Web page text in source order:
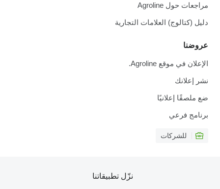
مراجعات حول Agroline
دليل (كتالوج) العلامات التجارية
عروضنا
الإعلان في موقع Agroline.
نشر إعلانك
ضع ملصقًا إعلانيًا
برنامج فرعي
للشركات
نزّل تطبيقاتنا